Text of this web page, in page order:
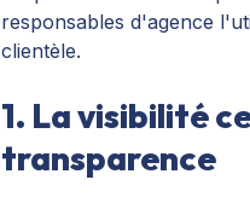
responsables d'agence
clientèle.
1. La visibilité
transparence